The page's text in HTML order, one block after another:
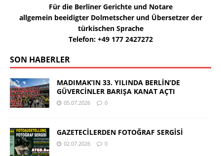
Für die Berliner Gerichte und Notare
allgemein beeidigter Dolmetscher und Übersetzer der
türkischen Sprache
Telefon: +49 177 2427272
SON HABERLER
MADIMAK’IN 33. YILINDA BERLİN’DE
GÜVERCİNLER BARIŞA KANAT AÇTI
05.07.2026 0
GAZETECİLERDEN FOTOĞRAF SERGİSİ
02.07.2026 0